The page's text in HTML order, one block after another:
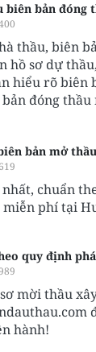
biên bản đóng
thầu, biên
hồ sơ dự
hiểu rõ biên
đóng
bản mở
chuẩn
phí tại
quy định
mời thầu
hành!